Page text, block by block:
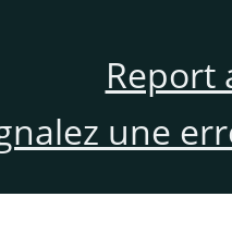
Report
une